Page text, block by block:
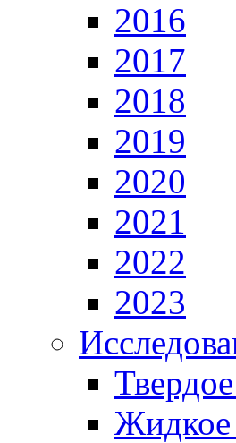
2016
2017
2018
2019
2020
2021
2022
2023
Жидкое